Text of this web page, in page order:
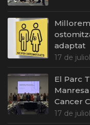
adaptat
17 de
El Parc
Cancer
17 de